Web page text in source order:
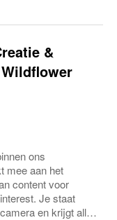
&
ons
mee aan het
content voor
Je staat
en krijgt alle